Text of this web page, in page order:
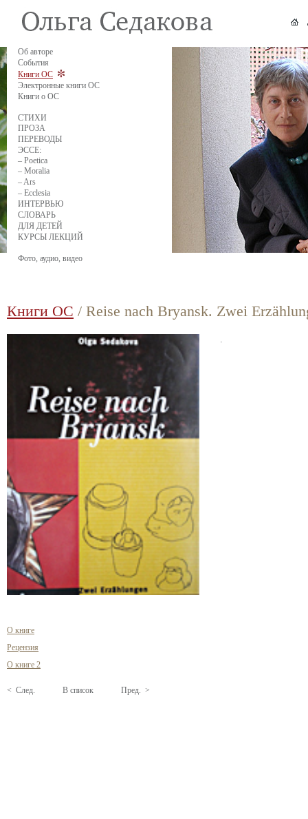
Об авторе
События
Книги ОС
Электронные книги ОС
Книги о ОС
СТИХИ
ПРОЗА
ПЕРЕВОДЫ
ЭССЕ:
– Poetica
– Moralia
– Ars
– Ecclesia
ИНТЕРВЬЮ
СЛОВАРЬ
ДЛЯ ДЕТЕЙ
КУРСЫ ЛЕКЦИЙ
Фото, аудио, видео
Книги ОС / Reise nach Bryansk. Zwei
О книге
Рецензия
О книге 2
.
< След. В список Пред. >